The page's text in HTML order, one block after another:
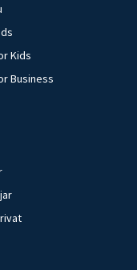
Kids
Business